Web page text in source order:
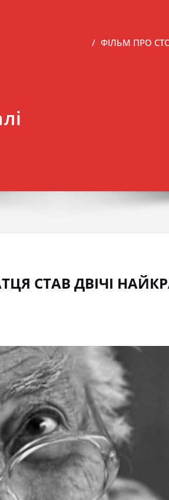
ФІЛЬМ ПРО
СТАВ ДВІЧІ